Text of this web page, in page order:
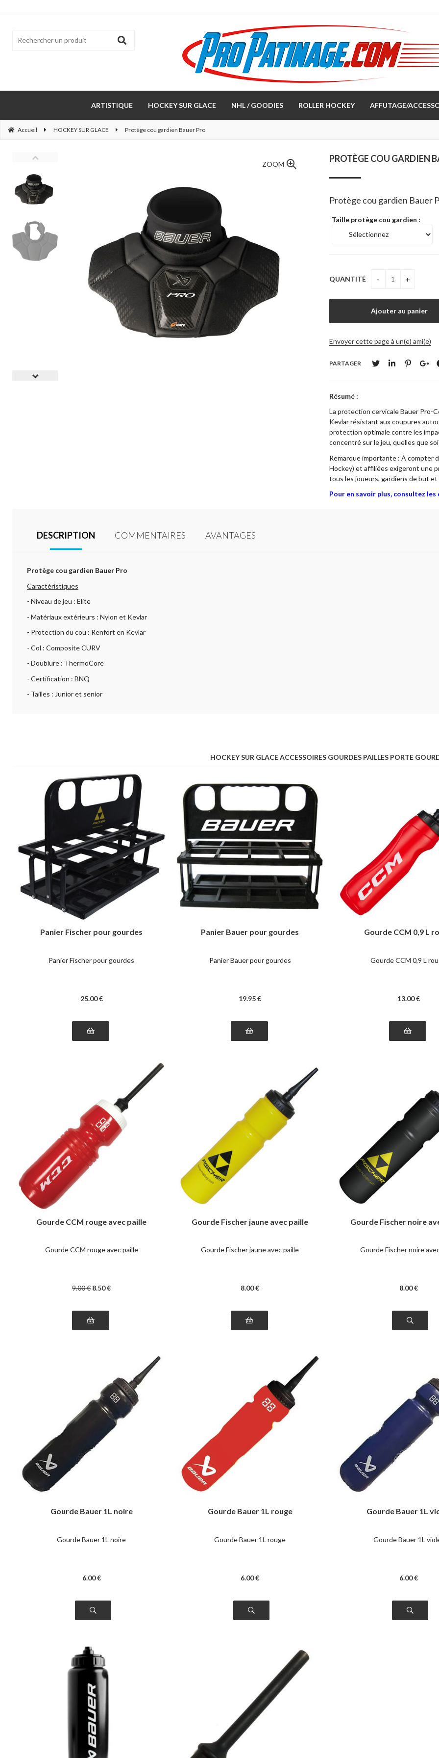
ARTISTIQUE HOCKEY SUR GLACE NHL / GOODIES ROLLER HOCKEY AFFUTAGE/
Accueil HOCKEY SUR GLACE Protège cou gardien Bauer Pro
ZOOM
PROTÈGE COU GARDIEN
Protège cou gardien Bauer
Taille protège cou gardien :
QUANTITÉ
Envoyer cette page à un(e) ami(e)
PARTAGER
Résumé :
La protection cervicale Bauer Pro-
Kevlar résistant aux coupures
protection optimale contre les
concentré sur le jeu, quelles que
Remarque importante : À compter
Hockey) et affiliées exigeront une
tous les joueurs, gardiens de but
Pour en savoir plus, consultez
DESCRIPTION COMMENTAIRES AVANTAGES
Protège cou gardien Bauer Pro
Caractéristiques
- Niveau de jeu : Elite
- Matériaux extérieurs : Nylon et Kevlar
- Protection du cou : Renfort en Kevlar
- Col : Composite CURV
- Doublure : ThermoCore
- Certification : BNQ
- Tailles : Junior et senior
HOCKEY SUR GLACE ACCESSOIRES GOURDES PAILLES PORTE
Panier Fischer pour gourdes
Panier Fischer pour gourdes
25.00€
Panier Bauer pour gourdes
Panier Bauer pour gourdes
19.95€
Gourde CCM 0,9 L
Gourde CCM 0,9 L
13.00€
Gourde CCM rouge avec paille
Gourde CCM rouge avec paille
9.00€ 8.50€
Gourde Fischer jaune avec paille
Gourde Fischer jaune avec paille
8.00€
Gourde Fischer noire
Gourde Fischer noire
8.00€
Gourde Bauer 1L noire
Gourde Bauer 1L noire
6.00€
Gourde Bauer 1L rouge
Gourde Bauer 1L rouge
6.00€
Gourde Bauer 1L
Gourde Bauer 1L
6.00€